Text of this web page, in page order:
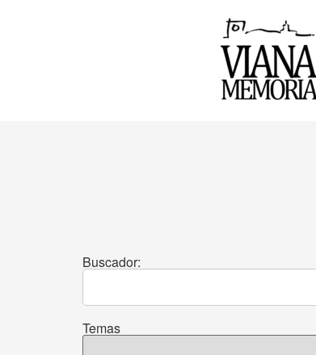
Buscador:
Temas